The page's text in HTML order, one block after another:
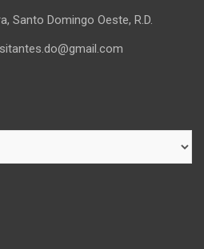
Santo Domingo Oeste, R.D.